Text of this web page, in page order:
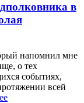
в
напомнил мне
о тех
событиях,
всей